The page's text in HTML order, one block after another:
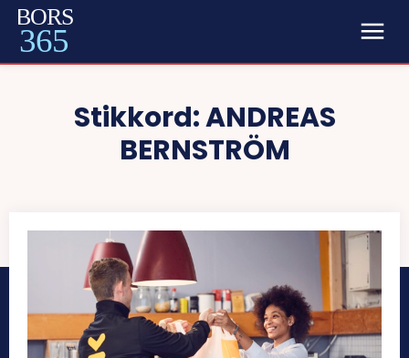
BORS
365
Stikkord:ANDREAS
BERNSTRÖM